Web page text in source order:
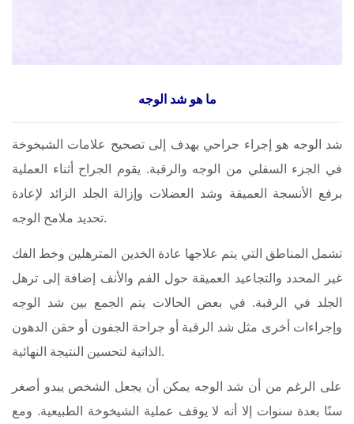
ما هو شد الوجه
شد الوجه هو إجراء جراحي يهدف إلى تصحيح علامات الشيخوخة
في الجزء السفلي من الوجه والرقبة. يقوم الجراح أثناء العملية
برفع الأنسجة العميقة وشد العضلات وإزالة الجلد الزائد لإعادة
تحديد ملامح الوجه.
تشمل المناطق التي يتم علاجها عادة الخدين المترهلين وخط الفك
غير المحدد والتجاعيد العميقة حول الفم والأنف إضافة إلى ترهل
الجلد في الرقبة. في بعض الحالات يتم الجمع بين شد الوجه
وإجراءات أخرى مثل شد الرقبة أو جراحة الجفون أو حقن الدهون
الذاتية لتحسين النتيجة النهائية.
على الرغم من أن شد الوجه يمكن أن يجعل الشخص يبدو أصغر
سنًا بعدة سنوات إلا أنه لا يوقف عملية الشيخوخة الطبيعية. ومع